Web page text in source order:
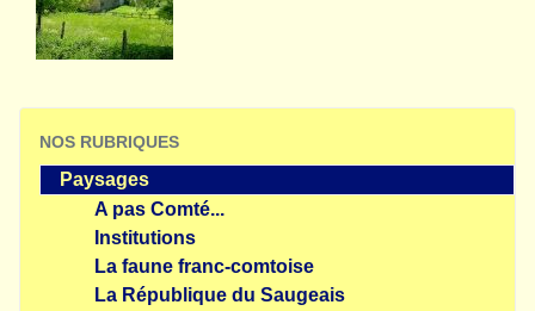
NOS RUBRIQUES
Paysages
A pas Comté...
Institutions
La faune franc-comtoise
La République du Saugeais